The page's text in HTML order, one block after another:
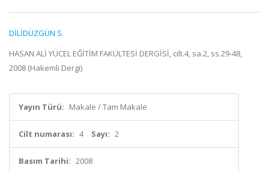
DİLİDÜZGÜN S.
HASAN ALİ YÜCEL EĞİTİM FAKÜLTESİ DERGİSİ, cilt.4, sa.2, ss.29-48,
2008 (Hakemli Dergi)
Yayın Türü: Makale / Tam Makale
Cilt numarası: 4 Sayı: 2
Basım Tarihi: 2008